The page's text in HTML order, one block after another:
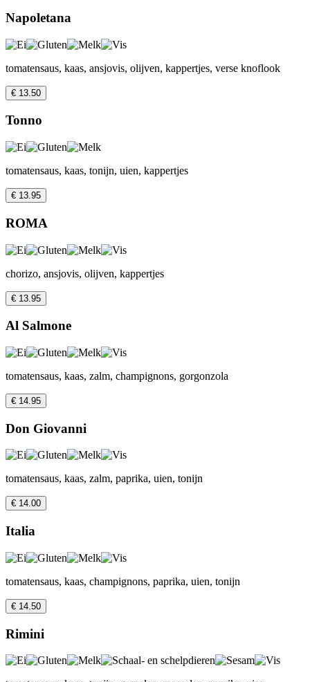
Napoletana
tomatensaus, kaas, ansjovis, olijven, kappertjes, verse knoflook
€ 13.50
Tonno
tomatensaus, kaas, tonijn, uien, kappertjes
€ 13.95
ROMA
chorizo, ansjovis, olijven, kappertjes
€ 13.95
Al Salmone
tomatensaus, kaas, zalm, champignons, gorgonzola
€ 14.95
Don Giovanni
tomatensaus, kaas, zalm, paprika, uien, tonijn
€ 14.00
Italia
tomatensaus, kaas, champignons, paprika, uien, tonijn
€ 14.50
Rimini